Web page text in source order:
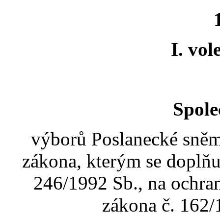
I.
výborů Poslanecké
zákona, kterým se
246/1992 Sb., na
zákona č.